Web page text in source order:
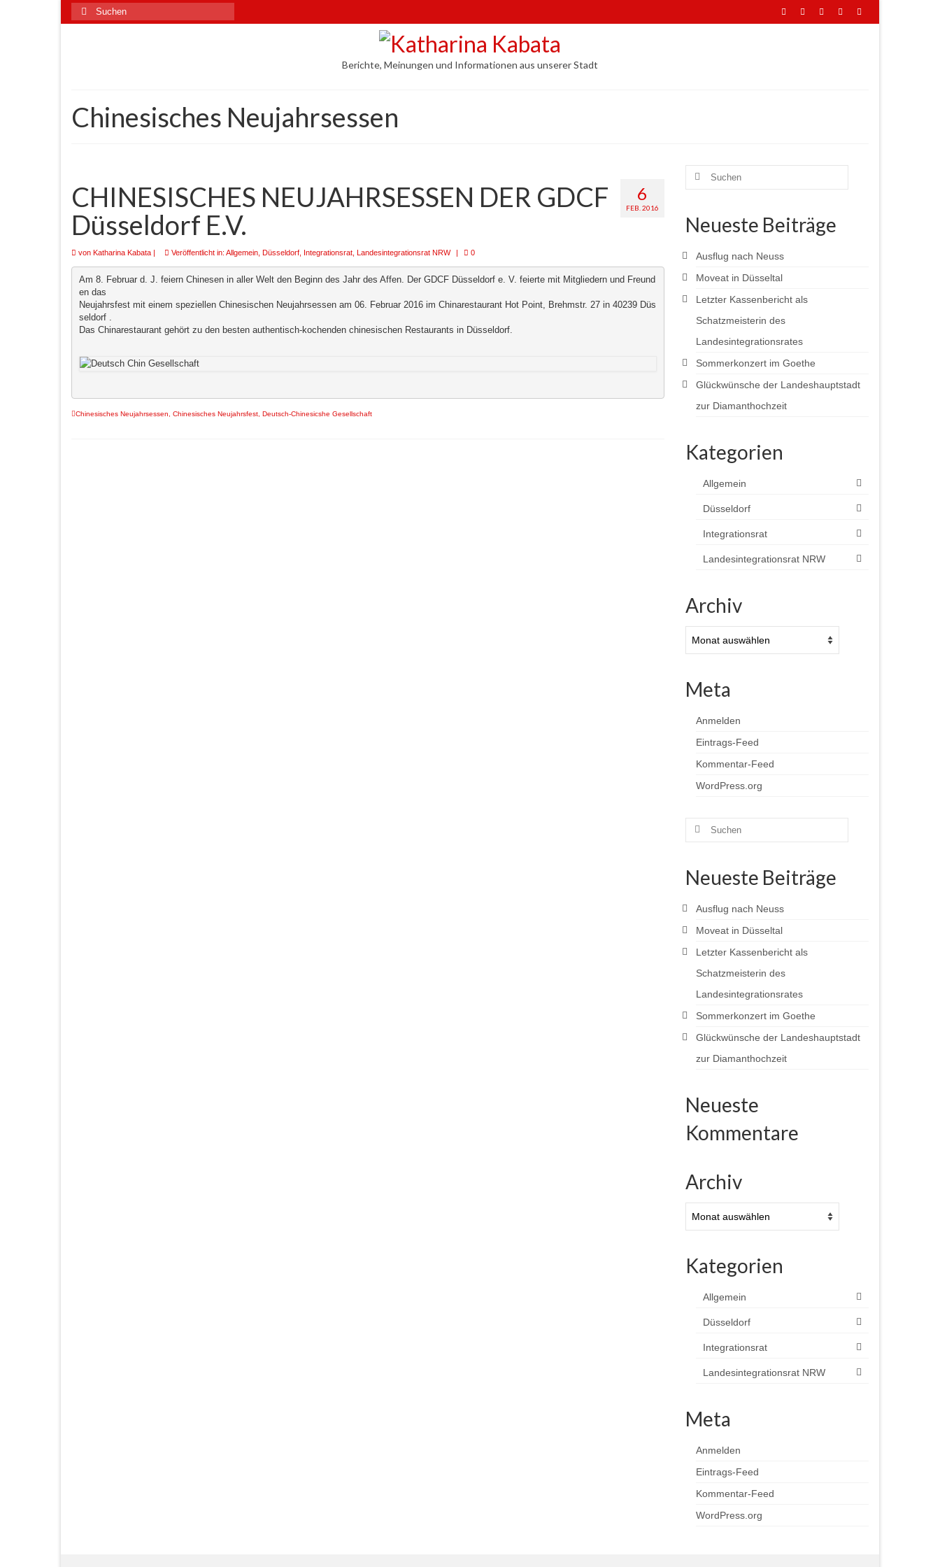
Suchen
nach:
Berichte, Meinungen und Informationen aus unserer Stadt
Chinesisches Neujahrsessen
6
FEB. 2016
CHINESISCHES NEUJAHRSESSEN DER GDCF
Düsseldorf E.V.
von Katharina Kabata | Veröffentlicht in: Allgemein Düsseldorf Integrationsrat Landesintegrationsrat NRW | 0
Am 8. Februar d. J. feiern Chinesen in aller Welt den Beginn des Jahr des Affen. Der GDCF Düsseldorf e. V. feierte mit Mitgliedern und Freund
en das
Neujahrsfest mit einem speziellen Chinesischen Neujahrsessen am 06. Februar 2016 im Chinarestaurant Hot Point, Brehmstr. 27 in 40239 Düs
seldorf .
Das Chinarestaurant gehört zu den besten authentisch-kochenden chinesischen Restaurants in Düsseldorf.
Chinesisches Neujahrsessen Chinesisches Neujahrsfest Deutsch-Chinesicshe Gesellschaft
Suchen
Neueste Beiträge
Ausflug nach Neuss
Moveat in Düsseltal
Letzter Kassenbericht als
Schatzmeisterin des
Landesintegrationsrates
Sommerkonzert im Goethe
Glückwünsche der Landeshauptstadt
zur Diamanthochzeit
Kategorien
Allgemein
Düsseldorf
Integrationsrat
Landesintegrationsrat NRW
Archiv
Meta
Anmelden
Eintrags-Feed
Kommentar-Feed
WordPress.org
Suchen
Neueste Beiträge
Ausflug nach Neuss
Moveat in Düsseltal
Letzter Kassenbericht als
Schatzmeisterin des
Landesintegrationsrates
Sommerkonzert im Goethe
Glückwünsche der Landeshauptstadt
zur Diamanthochzeit
Neueste
Kommentare
Archiv
Kategorien
Allgemein
Düsseldorf
Integrationsrat
Landesintegrationsrat NRW
Meta
Anmelden
Eintrags-Feed
Kommentar-Feed
WordPress.org